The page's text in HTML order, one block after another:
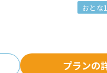
おとな
プランの